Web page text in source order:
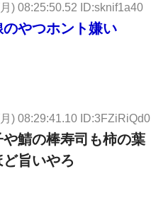
) 08:25:50.52 ID:sknif1a40
やつホント嫌い
) 08:29:41.10 ID:3FZiRiQd0
鯖の棒寿司も柿の葉
旨いやろ